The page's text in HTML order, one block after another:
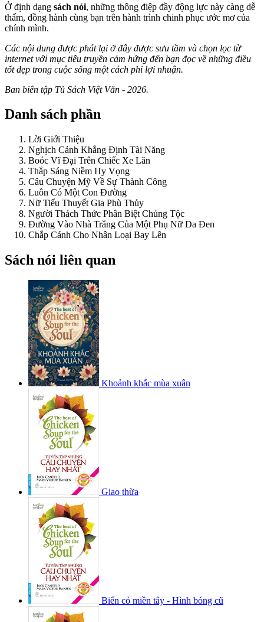
Ở định dạng sách nói, những thông điệp đầy động lực này càng dễ
thấm, đồng hành cùng bạn trên hành trình chinh phục ước mơ của
chính mình.
Các nội dung được phát lại ở đây được sưu tầm và chọn lọc từ
internet với mục tiêu truyền cảm hứng đến bạn đọc về những điều
tốt đẹp trong cuộc sống một cách phi lợi nhuận.
Ban biên tập Tủ Sách Việt Văn - 2026.
Danh sách phần
Lời Giới Thiệu
Nghịch Cảnh Khẳng Định Tài Năng
Boóc Vĩ Đại Trên Chiếc Xe Lăn
Thắp Sáng Niềm Hy Vọng
Câu Chuyện Mỹ Về Sự Thành Công
Luôn Có Một Con Đường
Nữ Tiểu Thuyết Gia Phù Thủy
Người Thách Thức Phân Biệt Chủng Tộc
Đường Vào Nhà Trắng Của Một Phụ Nữ Da Đen
Chắp Cánh Cho Nhân Loại Bay Lên
Sách nói liên quan
Khoảnh khắc mùa xuân
Giao thừa
Biển cỏ miền tây - Hình bóng cũ